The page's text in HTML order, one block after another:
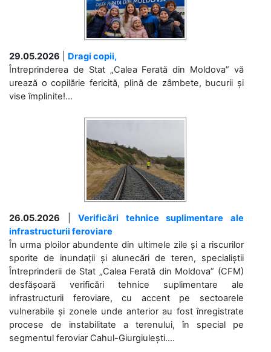
29.05.2026
Dragi copii,
Întreprinderea de Stat „Calea Ferată din Moldova” vă
urează o copilărie fericită, plină de zâmbete, bucurii și
vise împlinite!...
26.05.2026 |Verificări tehnice suplimentare ale
infrastructurii feroviare
În urma ploilor abundente din ultimele zile și a riscurilor
sporite de inundații și alunecări de teren, specialiștii
Întreprinderii de Stat „Calea Ferată din Moldova” (CFM)
desfășoară verificări tehnice suplimentare ale
infrastructurii feroviare, cu accent pe sectoarele
vulnerabile și zonele unde anterior au fost înregistrate
procese de instabilitate a terenului, în special pe
segmentul feroviar Cahul-Giurgiulești....